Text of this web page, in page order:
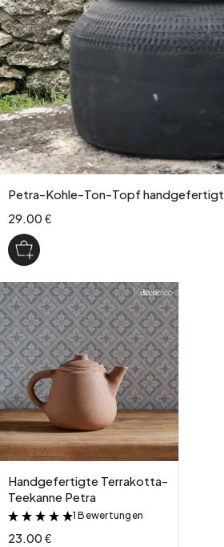
Petra-Kohle-Ton-Topf handgefertigt
29.00 €
Handgefertigte Terrakotta-
Teekanne Petra
&
1 Bewertungen
23.00 €